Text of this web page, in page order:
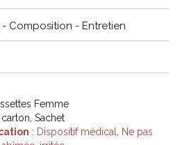
/ 1004841 / 1004846 /
/ 1004848 / 1004844 /
/ 3611610048459 / 3611610048411
/ 3611610048473 /
/ 3611610049442 /
- Composition - Entretien
Femme
Sachet
: Dispositif médical, Ne pas